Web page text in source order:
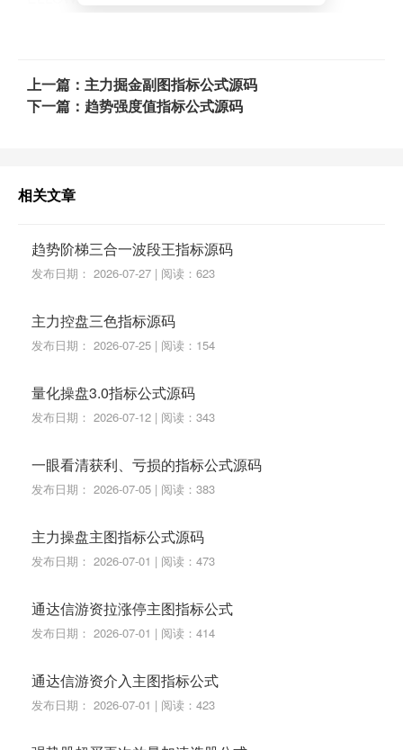
上一篇：主力掘金副图指标公式源码
下一篇：趋势强度值指标公式源码
相关文章
趋势阶梯三合一波段王指标源码
发布日期： 2026-07-27 | 阅读：623
主力控盘三色指标源码
发布日期： 2026-07-25 | 阅读：154
量化操盘3.0指标公式源码
发布日期： 2026-07-12 | 阅读：343
一眼看清获利、亏损的指标公式源码
发布日期： 2026-07-05 | 阅读：383
主力操盘主图指标公式源码
发布日期： 2026-07-01 | 阅读：473
通达信游资拉涨停主图指标公式
发布日期： 2026-07-01 | 阅读：414
通达信游资介入主图指标公式
发布日期： 2026-07-01 | 阅读：423